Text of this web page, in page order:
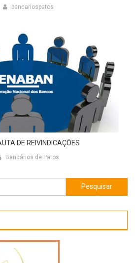
bancariospatos
DE REIVINDICAÇÕES
Bancários de Patos
Pesquisar
por: